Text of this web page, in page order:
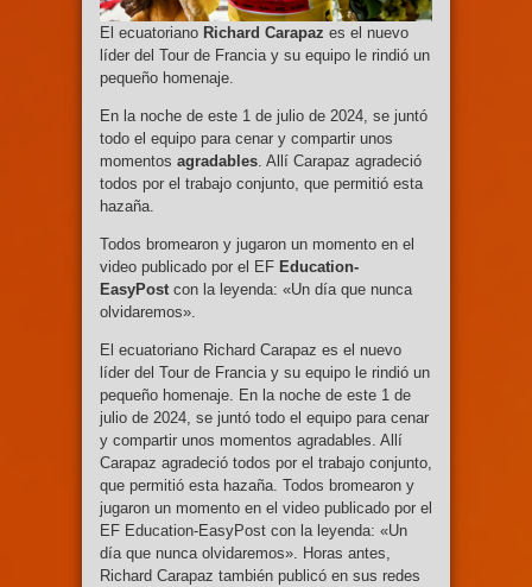
El ecuatoriano Richard Carapaz es el nuevo
líder del Tour de Francia y su equipo le rindió un
pequeño homenaje.
En la noche de este 1 de julio de 2024, se juntó
todo el equipo para cenar y compartir unos
momentos agradables . Allí Carapaz agradeció
todos por el trabajo conjunto, que permitió esta
hazaña.
Todos bromearon y jugaron un momento en el
video publicado por el EF Education-
EasyPost con la leyenda: «Un día que nunca
olvidaremos».
El ecuatoriano Richard Carapaz es el nuevo
líder del Tour de Francia y su equipo le rindió un
pequeño homenaje. En la noche de este 1 de
julio de 2024, se juntó todo el equipo para cenar
y compartir unos momentos agradables. Allí
Carapaz agradeció todos por el trabajo conjunto,
que permitió esta hazaña. Todos bromearon y
jugaron un momento en el video publicado por el
EF Education-EasyPost con la leyenda: «Un
día que nunca olvidaremos». Horas antes,
Richard Carapaz también publicó en sus redes